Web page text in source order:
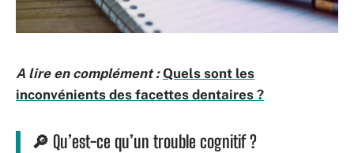
A lire en complément : Quels sont les
inconvénients des facettes dentaires ?
🔎 Qu’est-ce qu’un trouble cognitif ?